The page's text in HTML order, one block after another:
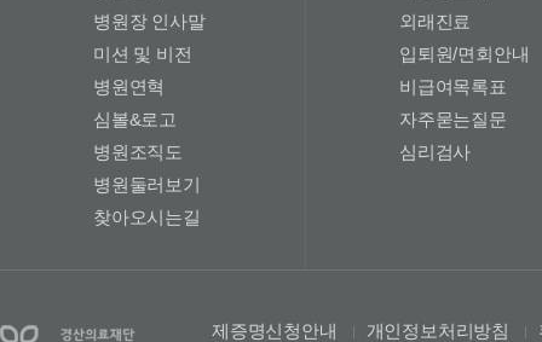
병원장 인사말
미션 및 비전
병원연혁
심볼&로고
병원조직도
병원둘러보기
찾아오시는길
외래진료
입퇴원/면회안내
비급여목록표
자주묻는질문
심리검사
제증명신청안내 | 개인정보처리방침 |